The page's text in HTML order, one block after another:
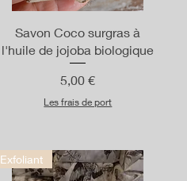
Aperçu rapide
Savon Coco surgras à
l'huile de jojoba biologique
Prix
5,00 €
Les frais de port
Exfoliant